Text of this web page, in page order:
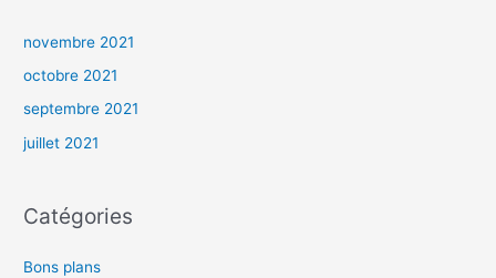
novembre 2021
octobre 2021
septembre 2021
juillet 2021
Catégories
Bons plans